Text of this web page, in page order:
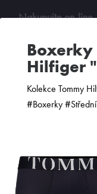
boxerky střední Tommy
Hilfiger
Kolekce Tommy
#Boxerky
Nakupujte on-line